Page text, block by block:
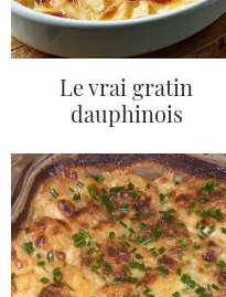
Le vrai gratin
dauphinois